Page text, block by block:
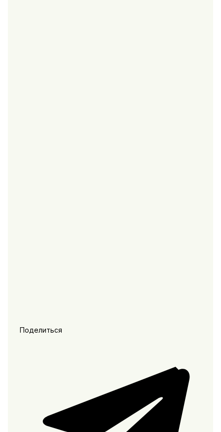
Поделиться